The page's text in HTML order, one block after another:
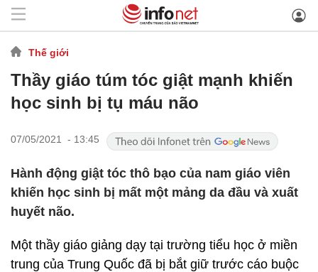
Thế giới
Thầy giáo túm tóc giật mạnh khiến
học sinh bị tụ máu não
07/05/2021 - 13:45
Hành động giật tóc thô bạo của nam giáo viên
khiến học sinh bị mất một mảng da đầu và xuất
huyết não.
Một thầy giáo giảng dạy tại trường tiểu học ở miền
trung của Trung Quốc đã bị bắt giữ trước cáo buộc